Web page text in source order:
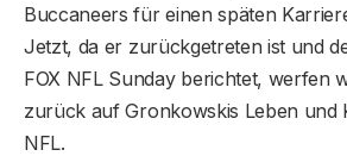
Buccaneers für einen späten
Jetzt, da er zurückgetreten ist und
FOX NFL Sunday berichtet, werfen
zurück auf Gronkowskis Leben und
NFL.